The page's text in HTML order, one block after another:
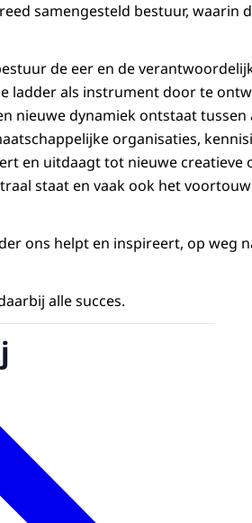
samengesteld bestuur,
de eer en de
ladder als instrument door te
nieuwe dynamiek ontstaat
organisaties,
en uitdaagt tot nieuwe creatieve
staat en vaak ook het
ons helpt en inspireert, op weg
alle succes.